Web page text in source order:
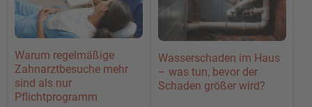
Warum regelmäßige
Zahnarztbesuche mehr
sind als nur
Pflichtprogramm
Wasserschaden im Haus
– was tun, bevor der
Schaden größer wird?